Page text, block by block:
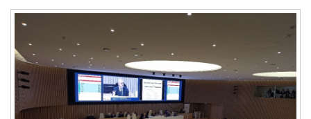
Remaining Time-0:00
Playback Rate
Chapters
Chapters
Descriptions